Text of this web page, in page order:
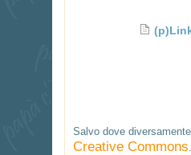
Salvo dove
Creative Commons